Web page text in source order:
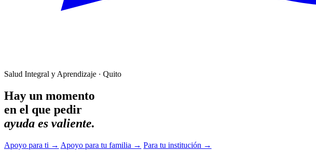
Salud Integral y Aprendizaje · Quito
Hay un momento
en el que pedir
ayuda es valiente.
Apoyo para ti → Apoyo para tu familia → Para tu institución →